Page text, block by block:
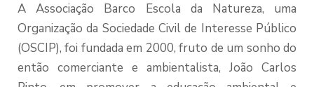
A Associação Barco Escola da Natureza, uma
Organização da Sociedade Civil de Interesse Público
(OSCIP), foi fundada em 2000, fruto de um sonho do
então comerciante e ambientalista, João Carlos